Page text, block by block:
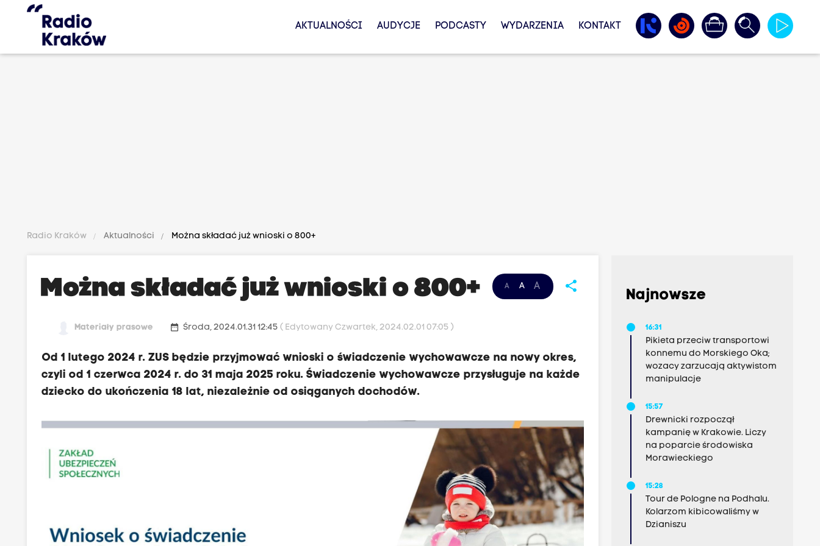
AKTUALNOŚCI AUDYCJE PODCASTY WYDARZENIA KONTAKT
Radio Kraków Aktualności Można składać już wnioski o 800+
A A A share
Można składać już wnioski o 800+
Materiały prasowe date_range Środa, 2024.01.31 12:45( Edytowany Czwartek, 2024.02.01 07:05 )
Od 1 lutego 2024 r. ZUS będzie przyjmować wnioski o świadczenie wychowawcze na nowy okres,
czyli od 1 czerwca 2024 r. do 31 maja 2025 roku. Świadczenie wychowawcze przysługuje na każde
dziecko do ukończenia 18 lat, niezależnie od osiąganych dochodów.
Najnowsze
16:31
Pikieta przeciw transportowi
konnemu do Morskiego Oka;
wozacy zarzucają aktywistom
manipulacje
15:57
Drewnicki rozpoczął
kampanię w Krakowie. Liczy
na poparcie środowiska
Morawieckiego
15:28
Tour de Pologne na Podhalu.
Kolarzom kibicowaliśmy w
Dzianiszu